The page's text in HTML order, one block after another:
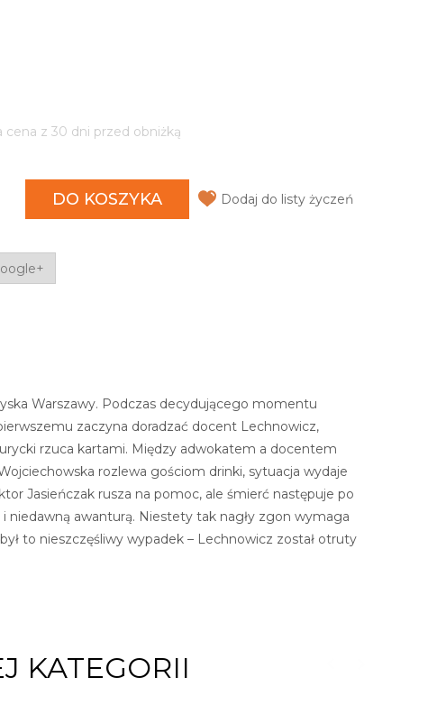
cena z 30 dni przed obniżką
DO KOSZYKA Dodaj do listy życzeń
Warszawy. Podczas decydującego momentu
zaczyna doradzać docent Lechnowicz,
rzuca kartami. Między adwokatem a docentem
rozlewa gościom drinki, sytuacja wydaje
Jasieńczak rusza na pomoc, ale śmierć następuje po
niedawną awanturą. Niestety tak nagły zgon wymaga
to nieszczęśliwy wypadek – Lechnowicz został otruty
KATEGORII